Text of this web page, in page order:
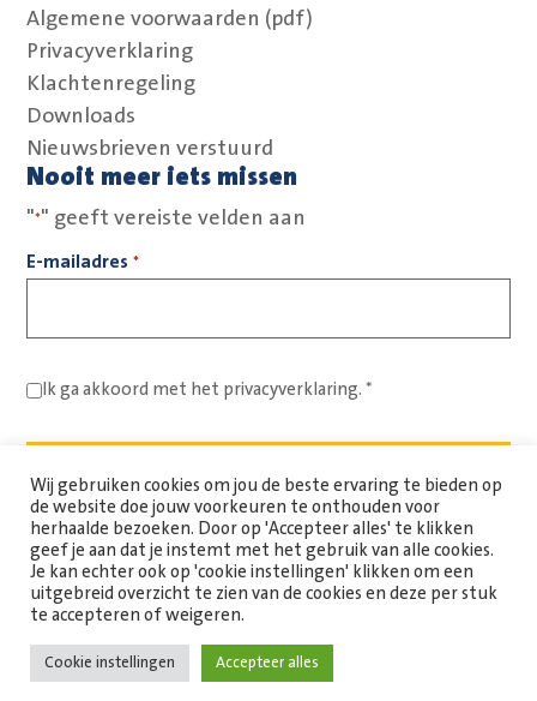
Algemene voorwaarden (pdf)
Privacyverklaring
Klachtenregeling
Downloads
Nieuwsbrieven verstuurd
Nooit meer iets missen
"*" geeft vereiste velden aan
E-mailadres *
Ik ga akkoord met het privacyverklaring. *
Copyright Spaarne Werkt © 2026
Wij gebruiken cookies om jou de beste ervaring te bieden op
de website doe jouw voorkeuren te onthouden voor
herhaalde bezoeken. Door op 'Accepteer alles' te klikken
geef je aan dat je instemt met het gebruik van alle cookies.
Je kan echter ook op 'cookie instellingen' klikken om een
uitgebreid overzicht te zien van de cookies en deze per stuk
te accepteren of weigeren.
Cookie instellingen Accepteer alles